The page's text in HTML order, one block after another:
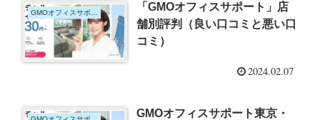
「GMOオフィスサポート」店
舗別評判（良い口コミと悪い口
コミ）
2024.02.07
GMOオフィスサポート東京・